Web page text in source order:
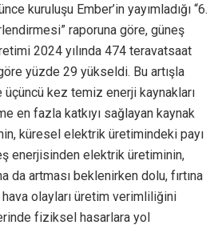
kuruluşu Ember’in yayımladığı “6.
raporuna göre, güneş
2024 yılında 474 teravatsaat
yüzde 29 yükseldi. Bu artışla
kez temiz enerji kaynakları
en fazla katkıyı sağlayan kaynak
küresel elektrik üretimindeki payı
enerjisinden elektrik üretiminin,
da artması beklenirken dolu, fırtına
hava olayları üretim verimliliğini
fiziksel hasarlara yol